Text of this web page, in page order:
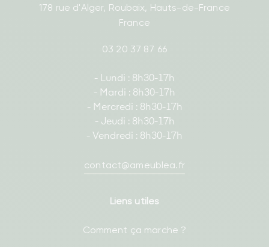
178 rue d'Alger, Roubaix, Hauts-de-France
France
03 20 37 87 66
- Lundi : 8h30-17h
- Mardi : 8h30-17h
- Mercredi : 8h30-17h
- Jeudi : 8h30-17h
- Vendredi : 8h30-17h
contact@ameublea.fr
Liens utiles
Comment ça marche ?